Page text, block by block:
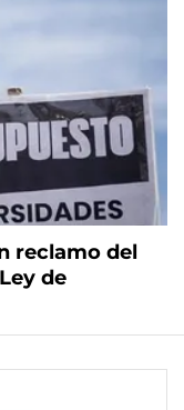
reclamo del
de